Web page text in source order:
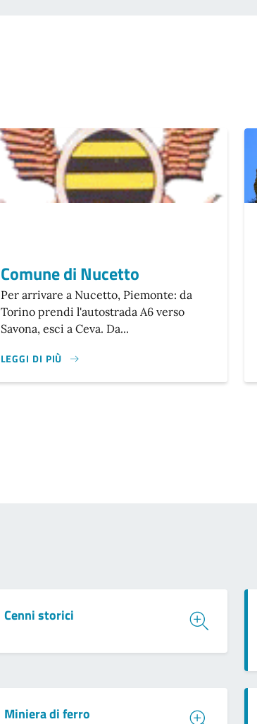
Comune di Nucetto
Per arrivare a Nucetto, Piemonte: da
Torino prendi l'autostrada A6 verso
Savona, esci a Ceva. Da...
LEGGI DI PIÙ
Cenni storici
Miniera di ferro